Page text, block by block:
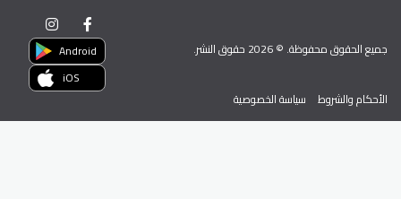
جميع الحقوق محفوظة. ©2026 حقوق النشر.
Android
iOS
الأحكام والشروط
سياسة الخصوصية